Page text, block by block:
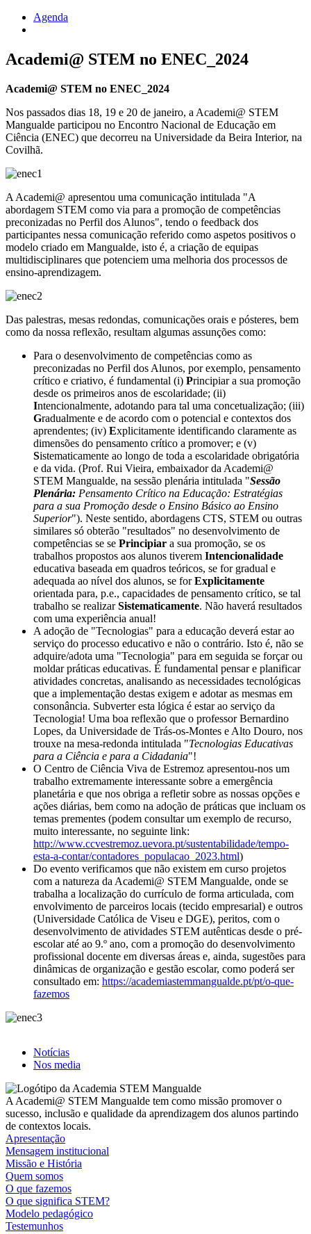
Navegação
estrutural
Agenda
Academi@ STEM no ENEC_2024
Academi@ STEM no ENEC_2024
Nos passados dias 18, 19 e 20 de janeiro, a Academi@ STEM
Mangualde participou no Encontro Nacional de Educação em
Ciência (ENEC) que decorreu na Universidade da Beira Interior, na
Covilhã.
A Academi@ apresentou uma comunicação intitulada "A
abordagem STEM como via para a promoção de competências
preconizadas no Perfil dos Alunos", tendo o feedback dos
participantes nessa comunicação referido como aspetos positivos o
modelo criado em Mangualde, isto é, a criação de equipas
multidisciplinares que potenciem uma melhoria dos processos de
ensino-aprendizagem.
Das palestras, mesas redondas, comunicações orais e pósteres, bem
como da nossa reflexão, resultam algumas assunções como:
Para o desenvolvimento de competências como as
preconizadas no Perfil dos Alunos, por exemplo, pensamento
crítico e criativo, é fundamental (i) Principiar a sua promoção
desde os primeiros anos de escolaridade; (ii)
Intencionalmente, adotando para tal uma concetualização; (iii)
Gradualmente e de acordo com o potencial e contextos dos
aprendentes; (iv) Explicitamente identificando claramente as
dimensões do pensamento crítico a promover; e (v)
Sistematicamente ao longo de toda a escolaridade obrigatória
e da vida. (Prof. Rui Vieira, embaixador da Academi@
STEM Mangualde, na sessão plenária intitulada "Sessão
Plenária: Pensamento Crítico na Educação: Estratégias
para a sua Promoção desde o Ensino Básico ao Ensino
Superior"). Neste sentido, abordagens CTS, STEM ou outras
similares só obterão "resultados" no desenvolvimento de
competências se se Principiar a sua promoção, se os
trabalhos propostos aos alunos tiverem Intencionalidade
educativa baseada em quadros teóricos, se for gradual e
adequada ao nível dos alunos, se forExplicitamente
orientada para, p.e., capacidades de pensamento crítico, se tal
trabalho se realizarSistematicamente. Não haverá resultados
com uma experiência anual!
A adoção de "Tecnologias" para a educação deverá estar ao
serviço do processo educativo e não o contrário. Isto é, não se
adquire/adota uma "Tecnologia" para em seguida se forçar ou
moldar práticas educativas. É fundamental pensar e planificar
atividades concretas, analisando as necessidades tecnológicas
que a implementação destas exigem e adotar as mesmas em
consonância. Subverter esta lógica é estar ao serviço da
Tecnologia! Uma boa reflexão que o professor Bernardino
Lopes, da Universidade de Trás-os-Montes e Alto Douro, nos
trouxe na mesa-redonda intitulada "Tecnologias Educativas
para a Ciência e para a Cidadania"!
O Centro de Ciência Viva de Estremoz apresentou-nos um
trabalho extremamente interessante sobre a emergência
planetária e que nos obriga a refletir sobre as nossas opções e
ações diárias, bem como na adoção de práticas que incluam os
temas prementes (podem consultar um exemplo de recurso,
muito interessante, no seguinte link:
http://www.ccvestremoz.uevora.pt/sustentabilidade/tempo-
esta-a-contar/contadores_populacao_2023.html)
Do evento verificamos que não existem em curso projetos
com a natureza da Academi@ STEM Mangualde, onde se
trabalha a localização do currículo de forma articulada, com
envolvimento de parceiros locais (tecido empresarial) e outros
(Universidade Católica de Viseu e DGE), peritos, com o
desenvolvimento de atividades STEM autênticas desde o pré-
escolar até ao 9.º ano, com a promoção do desenvolvimento
profissional docente em diversas áreas e, ainda, sugestões para
dinâmicas de organização e gestão escolar, como poderá ser
consultado em: https://academiastemmangualde.pt/pt/o-que-
fazemos
Notícias
Nos media
A Academi@ STEM Mangualde tem como missão promover o
sucesso, inclusão e qualidade da aprendizagem dos alunos partindo
de contextos locais.
Apresentação
Mensagem institucional
Missão e História
Quem somos
O que fazemos
O que significa STEM?
Modelo pedagógico
Testemunhos